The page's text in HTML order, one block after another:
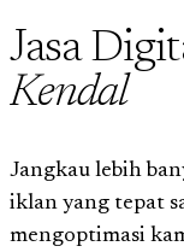
Jasa
Kendal
Jangkau lebih
iklan yang tepat
mengoptimasi